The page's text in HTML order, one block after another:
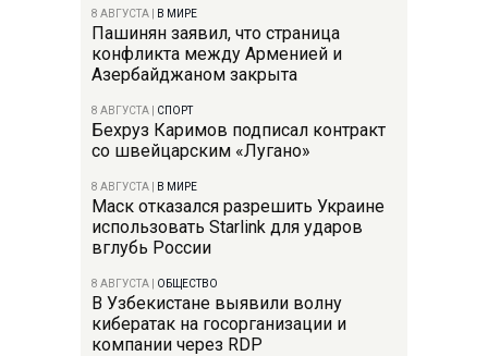
8 АВГУСТА В МИРЕ
Пашинян заявил, что страница
конфликта между Арменией и
Азербайджаном закрыта
8 АВГУСТА СПОРТ
Бехруз Каримов подписал контракт
со швейцарским «Лугано»
8 АВГУСТА В МИРЕ
Маск отказался разрешить Украине
использовать Starlink для ударов
вглубь России
8 АВГУСТА ОБЩЕСТВО
В Узбекистане выявили волну
кибератак на госорганизации и
компании через RDP